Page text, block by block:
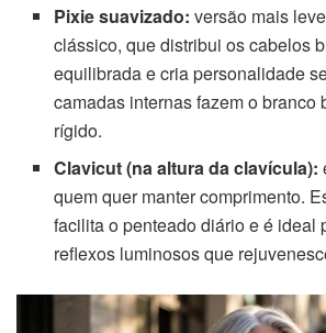
Pixie suavizado: versão mais
clássico, que distribui os cabelos
equilibrada e cria personalidade
camadas internas fazem o branco
rígido.
Clavicut (na altura da clavícula):
quem quer manter comprimento.
facilita o penteado diário e é ideal
reflexos luminosos que